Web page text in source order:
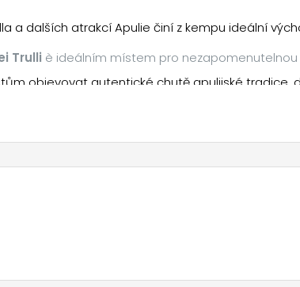
a dalších atrakcí Apulie činí z kempu ideální
objevovat autentické chutě apulijské tradice,
Trulli è ideálním místem pro nezapomenutelnou